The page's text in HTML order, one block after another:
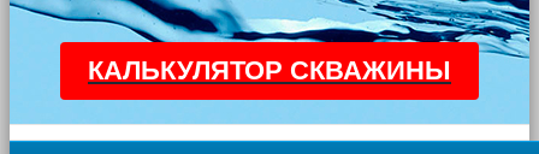
КАЛЬКУЛЯТОР СКВАЖИНЫ